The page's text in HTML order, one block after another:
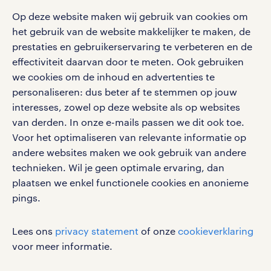
Op deze website maken wij gebruik van cookies om
het gebruik van de website makkelijker te maken, de
prestaties en gebruikerservaring te verbeteren en de
effectiviteit daarvan door te meten. Ook gebruiken
we cookies om de inhoud en advertenties te
personaliseren: dus beter af te stemmen op jouw
interesses, zowel op deze website als op websites
van derden. In onze e-mails passen we dit ook toe.
Voor het optimaliseren van relevante informatie op
andere websites maken we ook gebruik van andere
technieken. Wil je geen optimale ervaring, dan
plaatsen we enkel functionele cookies en anonieme
pings.
Lees ons privacy statement of onze cookieverklaring
voor meer informatie.
personeel gezocht
aanmelden nieuwsbrief
arbeidsvoorwaarden
blogs en artikelen
salarischecker
bruto-netto calculator
contact voor werkgevers
onze vestigingen
pers
klachten en misstanden
Met de randstad nl app zet je de volgende stap in je
carrière. Bekijk je rooster of salaris, zoek vacatures
en ontvang berichten van je intercedent.
Eenvoudig, snel en overal.
apple app store
google play store
social media
vacatures, solliciteren en inspiratie.